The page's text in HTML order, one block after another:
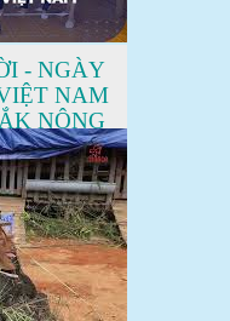
- NGÀY
NAM
NÔNG